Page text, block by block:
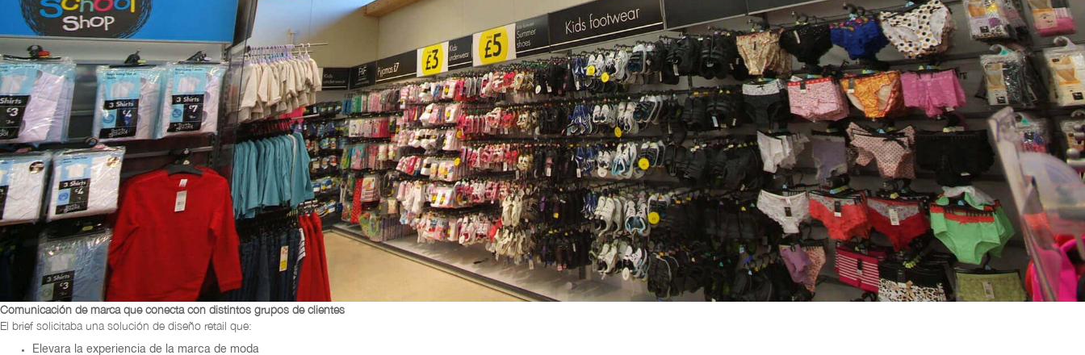
Comunicación de marca que conecta con distintos grupos de clientes
El brief solicitaba una solución de diseño retail que:
Elevara la experiencia de la marca de moda